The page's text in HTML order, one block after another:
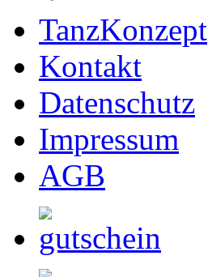
TanzKonzept
Kontakt
Datenschutz
Impressum
AGB